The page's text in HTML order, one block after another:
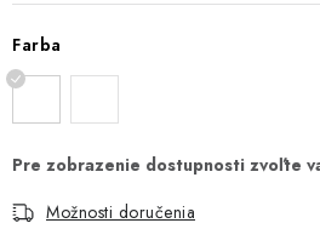
Farba
Možnosti doručenia